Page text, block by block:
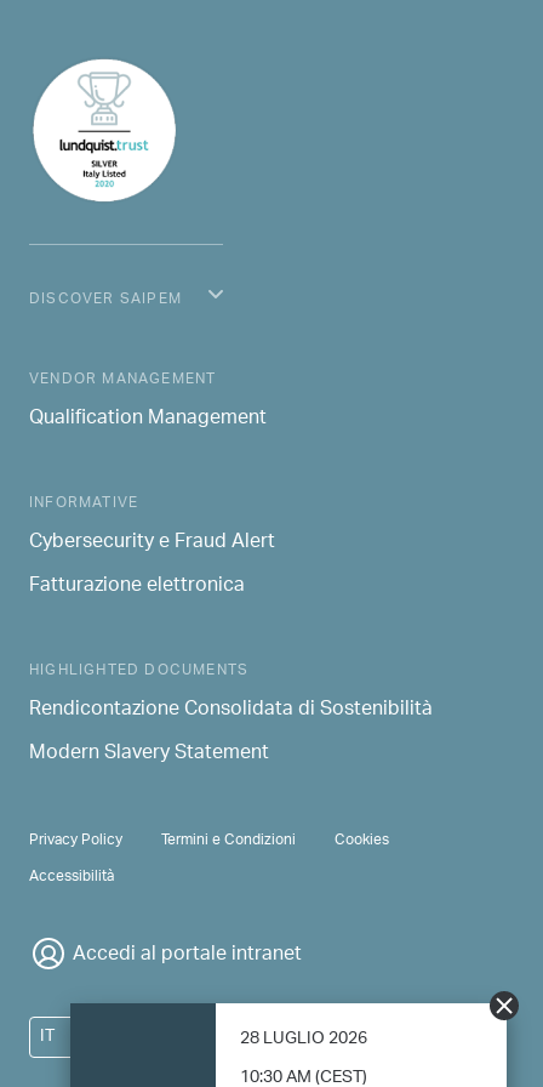
28 LUGLIO 2026
10:30 AM (CEST)
DISCOVER SAIPEM
MAIN NAVIGATION
VENDOR MANAGEMENT
Qualification Management
INFORMATIVE
Cybersecurity e Fraud Alert
Fatturazione elettronica
HIGHLIGHTED DOCUMENTS
Rendicontazione Consolidata di Sostenibilità
Modern Slavery Statement
PRIVACY & TERMS
Privacy Policy Termini e Condizioni
Cookies
Accessibilità
Accedi al portale intranet
IT